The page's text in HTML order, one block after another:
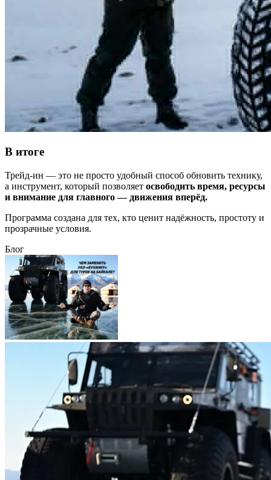
В итоге
Трейд-ин — это не просто удобный способ обновить технику,
а инструмент, который позволяет освободить время, ресурсы
и внимание для главного — движения вперёд.
Программа создана для тех, кто ценит надёжность, простоту и
прозрачные условия.
Блог